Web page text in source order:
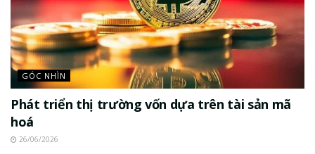
GÓC NHÌN
Phát triển thị trường vốn dựa trên tài sản mã
hoá
26/06/2026